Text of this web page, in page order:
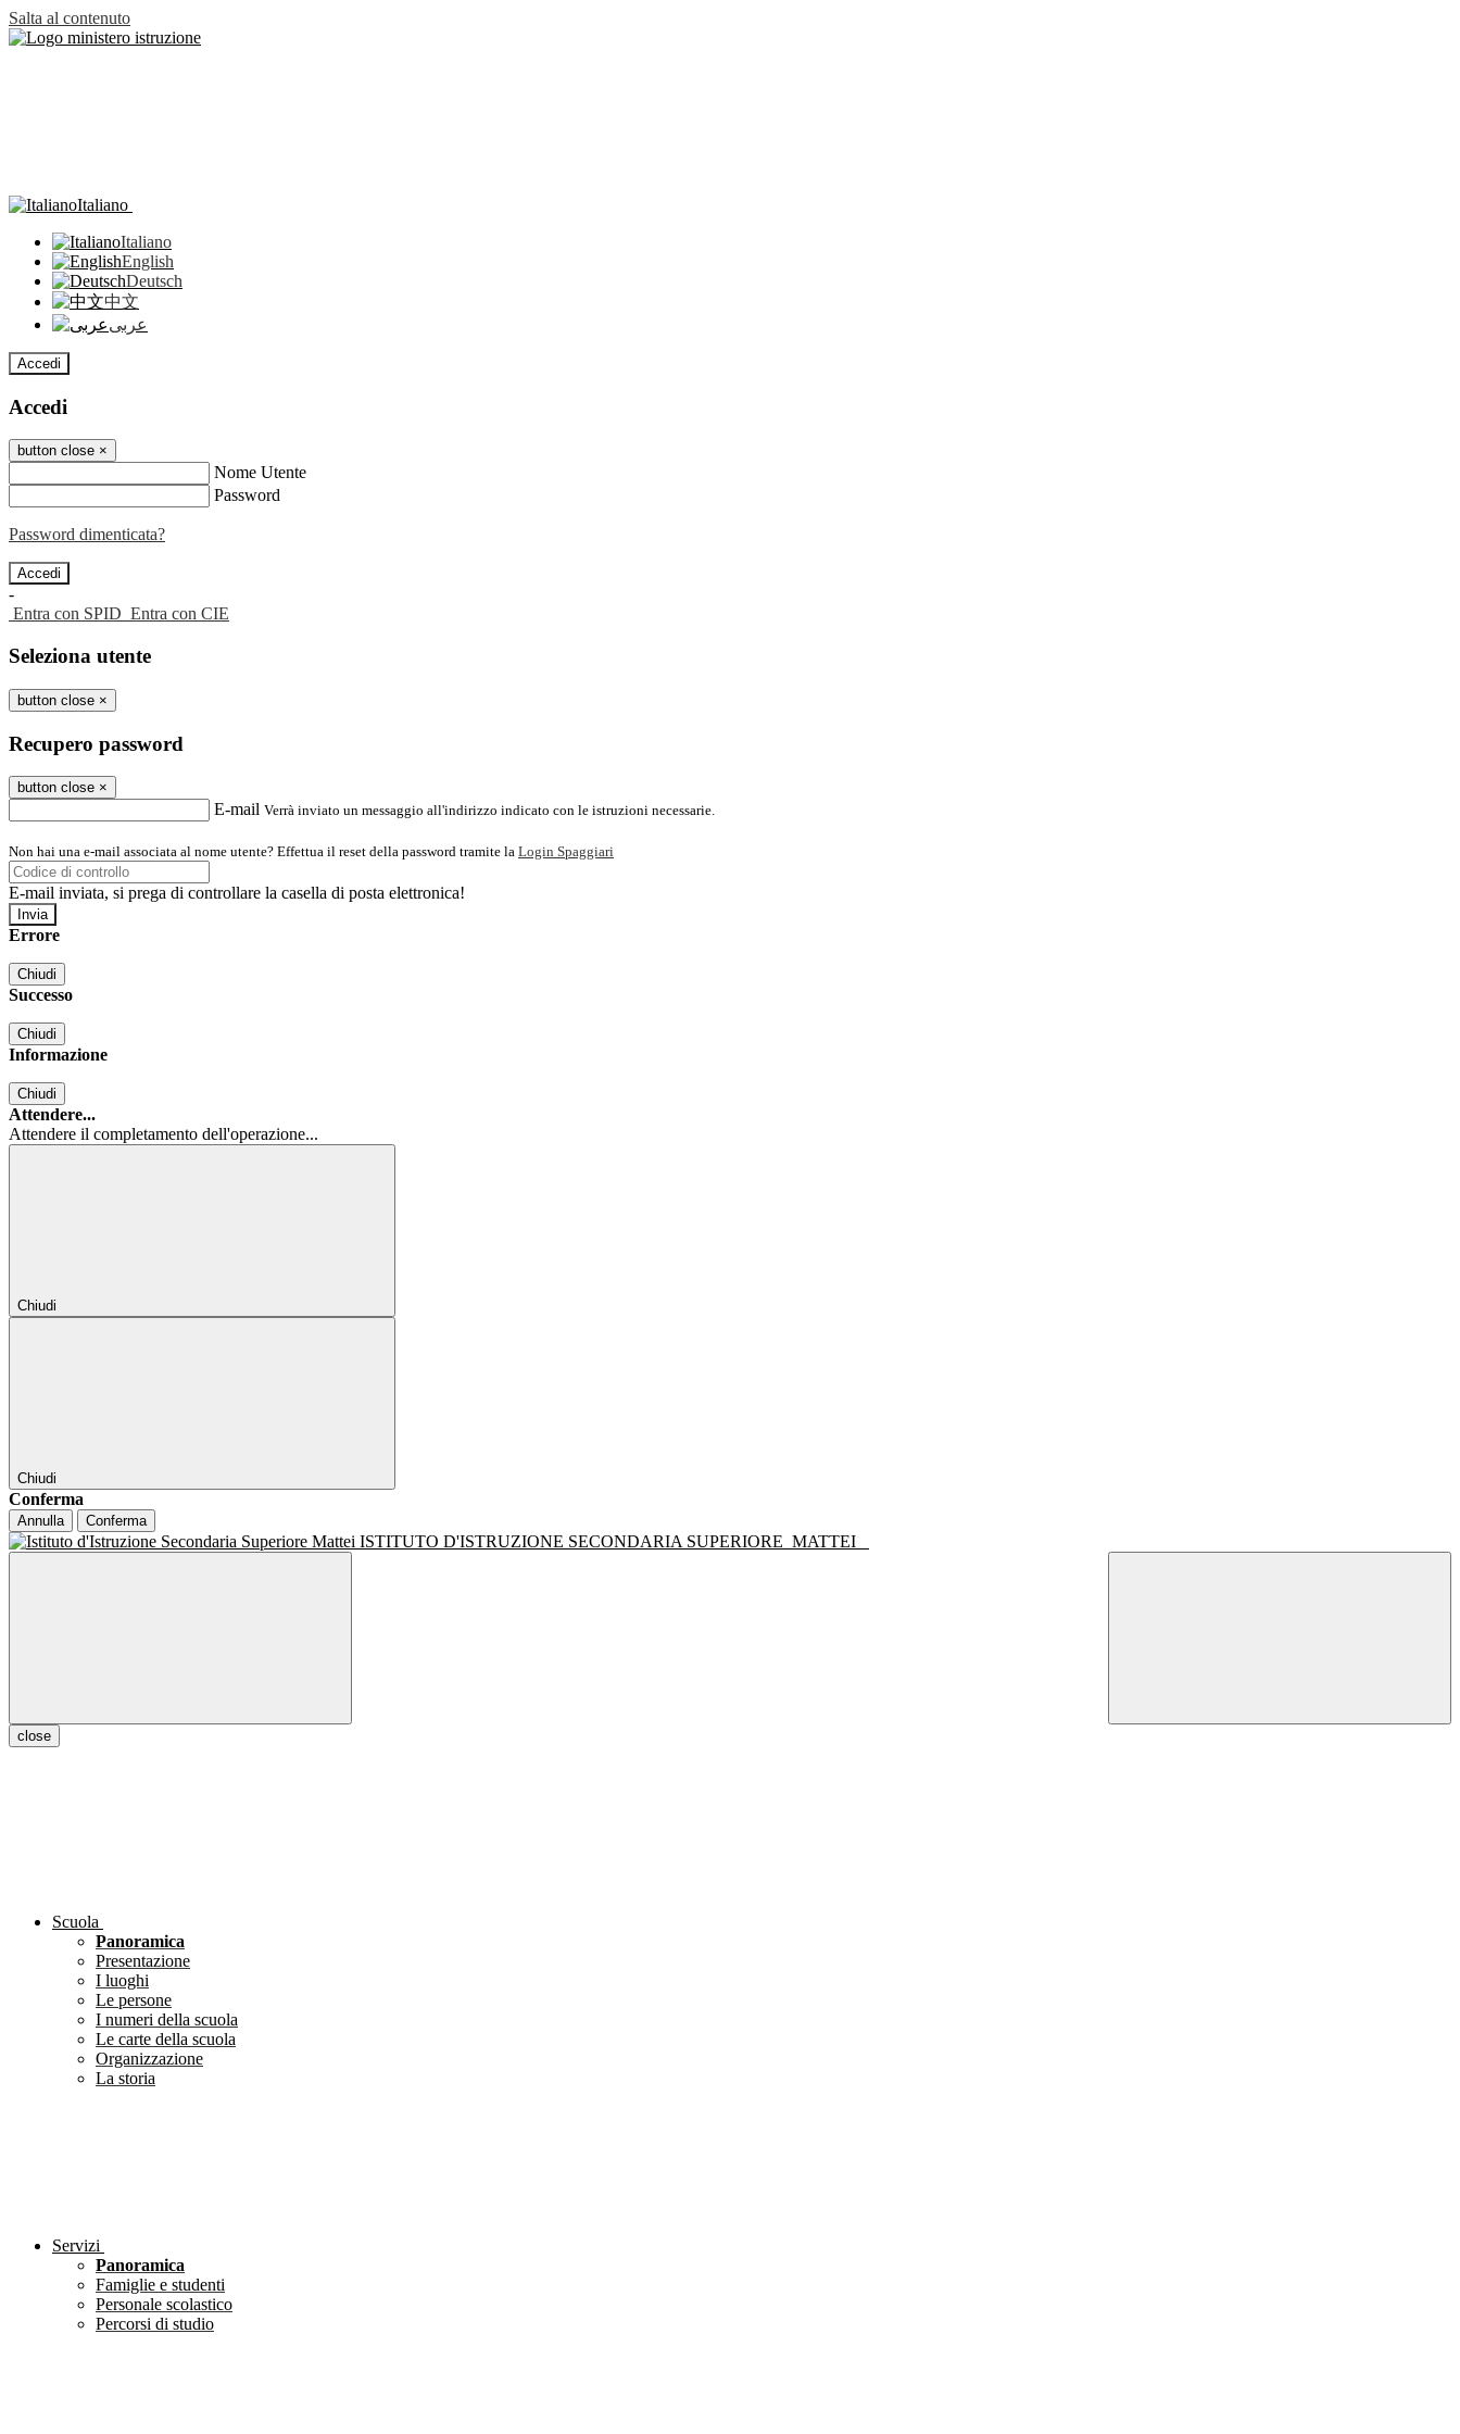
Salta al contenuto
Italiano
Italiano
English
Deutsch
中文
عربى
Accedi
Accedi
button close ×
Nome Utente
Password
Password dimenticata?
-
Entra con SPID Entra con CIE
Seleziona utente
button close ×
Recupero password
button close ×
E-mail Verrà inviato un messaggio all'indirizzo indicato con le istruzioni necessarie.
Non hai una e-mail associata al nome utente? Effettua il reset della password tramite la Login Spaggiari
E-mail inviata, si prega di controllare la casella di posta elettronica!
Errore
Chiudi
Successo
Chiudi
Informazione
Chiudi
Attendere...
Attendere il completamento dell'operazione...
Chiudi
Chiudi
Conferma
Annulla Conferma
ISTITUTO D'ISTRUZIONE SECONDARIA SUPERIORE MATTEI
close
Scuola
Panoramica
Presentazione
I luoghi
Le persone
I numeri della scuola
Le carte della scuola
Organizzazione
La storia
Servizi
Panoramica
Famiglie e studenti
Personale scolastico
Percorsi di studio